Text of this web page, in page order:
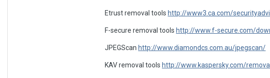
Etrust removal tools http://www3.ca.com/
F-secure removal tools http://www.f-secure.com/
JPEGScan http://www.diamondcs.com.au/jpegscan/
KAV removal tools http://www.kaspersky.com/